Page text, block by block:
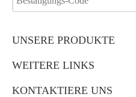
UNSERE PRODUKTE
WEITERE LINKS
KONTAKTIERE UNS